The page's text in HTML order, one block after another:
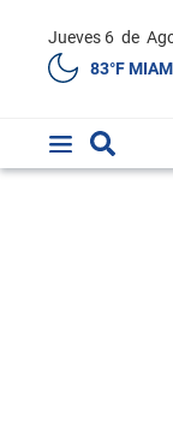
Jueves 6 de
83°F